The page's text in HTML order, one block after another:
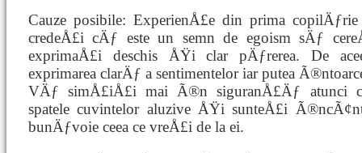
Cauze posibile: ExperienÅ£e din prima
credeÅ£i cÄƒ este un semn de egoism sÄƒ
exprimaÅ£i deschis ÅŸi clar pÄƒrerea. De
exprimarea clarÄƒ a sentimentelor iar putea
VÄƒ simÅ£iÅ£i mai Ã®n siguranÅ£Äƒ atunci
spatele cuvintelor aluzive ÅŸi sunteÅ£i
bunÄƒvoie ceea ce vreÅ£i de la ei.